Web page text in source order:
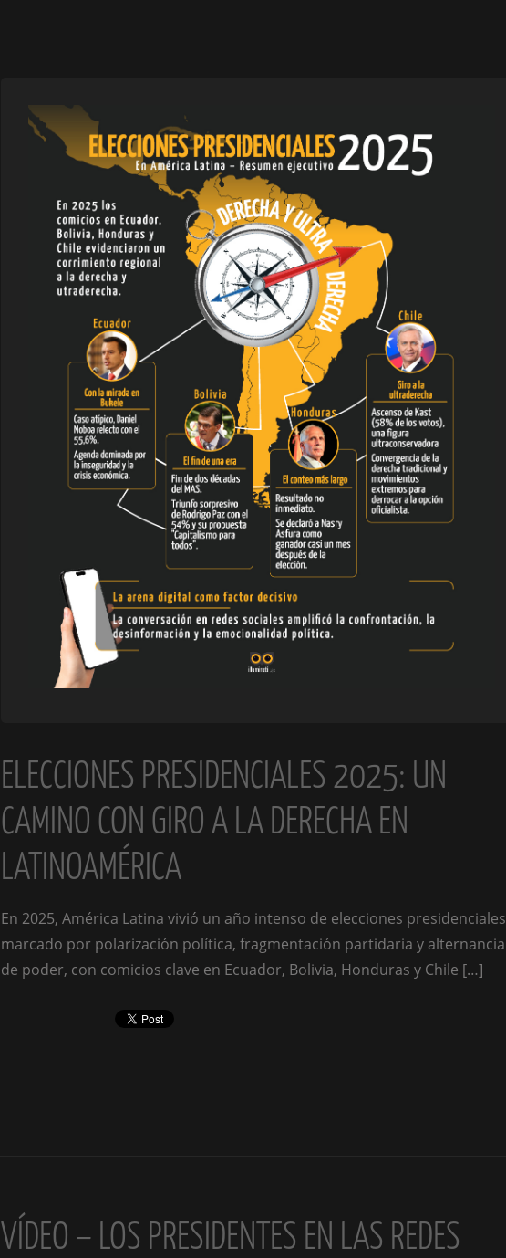
ELECCIONES PRESIDENCIALES 2025: UN
CAMINO CON GIRO A LA DERECHA EN
LATINOAMÉRICA
En 2025, América Latina vivió un año intenso de elecciones presidenciales
marcado por polarización política, fragmentación partidaria y alternancia
de poder, con comicios clave en Ecuador, Bolivia, Honduras y Chile […]
VÍDEO – LOS PRESIDENTES EN LAS REDES